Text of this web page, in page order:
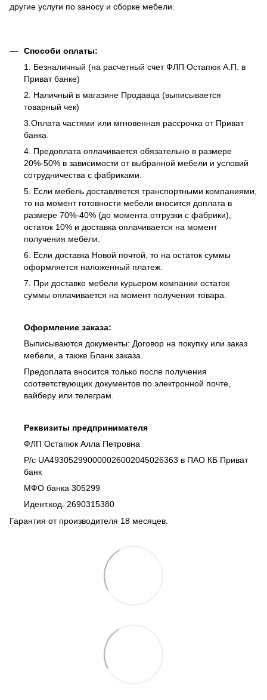
другие услуги по заносу и сборке мебели.
Способи оплаты:
1. Безналичный (на расчетный счет ФЛП Остапюк А.П. в
Приват банке)
2. Наличный в магазине Продавца (выписывается
товарный чек)
3.Оплата частями или мгновенная рассрочка от Приват
банка.
4. Предоплата оплачивается обязательно в размере
20%-50% в зависимости от выбранной мебели и условий
сотрудничества с фабриками.
5. Если мебель доставляется транспортными компаниями,
то на момент готовности мебели вносится доплата в
размере 70%-40% (до момента отгрузки с фабрики),
остаток 10% и доставка оплачивается на момент
получения мебели.
6. Если доставка Новой почтой, то на остаток суммы
оформляется наложенный платеж.
7. При доставке мебели курьером компании остаток
суммы оплачивается на момент получения товара.
Оформление заказа:
Выписываются документы: Договор на покупку или заказ
мебели, а также Бланк заказа.
Предоплата вносится только после получения
соответствующих документов по электронной почте,
вайберу или телеграм.
Реквизиты предпринимателя
ФЛП Остапюк Алла Петровна
Р/с UA493052990000026002045026363 в ПАО КБ Приват
банк
МФО банка 305299
Идент.код. 2690315380
Гарантия от производителя 18 месяцев.